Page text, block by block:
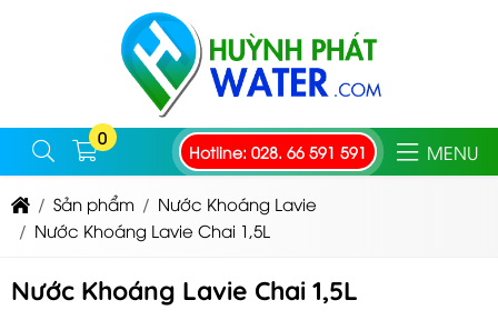
0
Hotline: 028. 66 591 591 MENU
Sản phẩm
Nước Khoáng Lavie
Nước Khoáng Lavie Chai 1,5L
Nước Khoáng Lavie Chai 1,5L